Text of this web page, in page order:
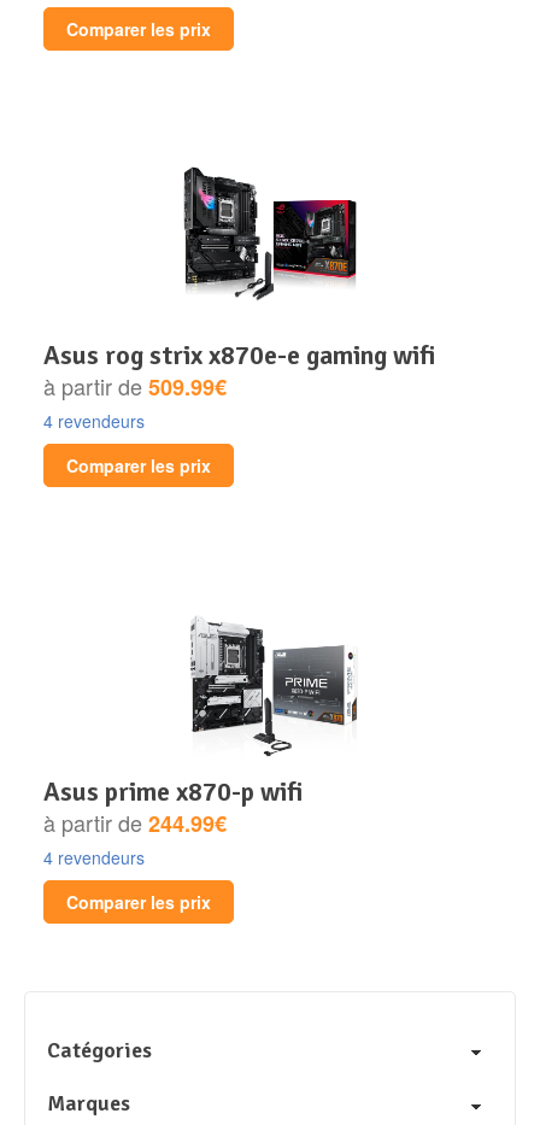
Comparer les prix
asus rog strix x870e-e gaming wifi
à partir de509.99€
4 revendeurs
Comparer les prix
asus prime x870-p wifi
à partir de244.99€
4 revendeurs
Comparer les prix
Catégories
Marques